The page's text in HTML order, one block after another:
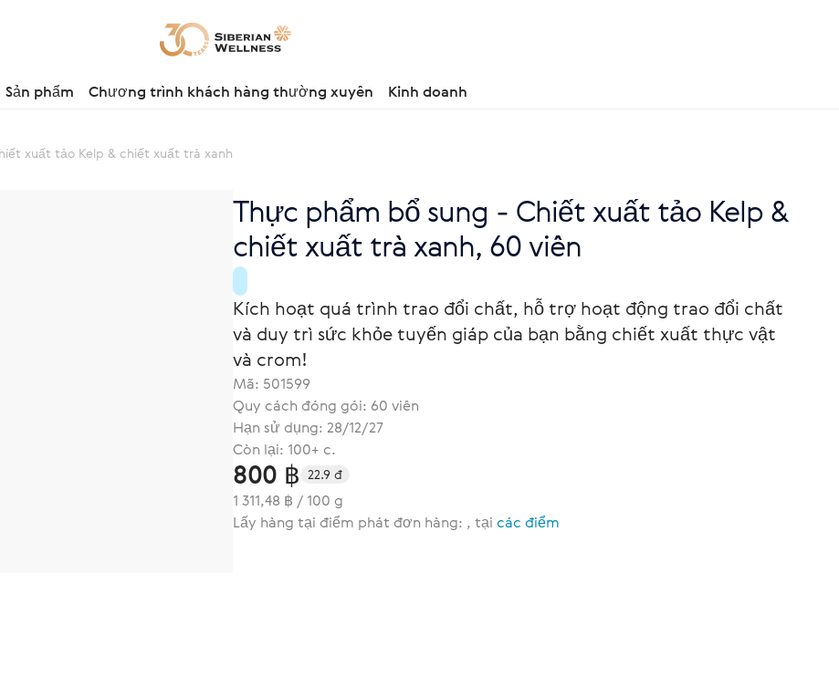
Sản phẩm Chương trình khách hàng thường xuyên Kinh doanh
xuất tảo Kelp & chiết xuất trà xanh
Thực phẩm bổ sung - Chiết xuất tảo Kelp &
chiết xuất trà xanh, 60 viên
Kích hoạt quá trình trao đổi chất, hỗ trợ hoạt động trao đổi chất
và duy trì sức khỏe tuyến giáp của bạn bằng chiết xuất thực vật
và crom!
Mã: 501599
Quy cách đóng gói: 60 viên
Hạn sử dụng: 28/12/27
Còn lại: 100+ c.
800 ฿ 22.9 đ
1 311,48 ฿ / 100 g
Lấy hàng tại điểm phát đơn hàng: , tại các điểm